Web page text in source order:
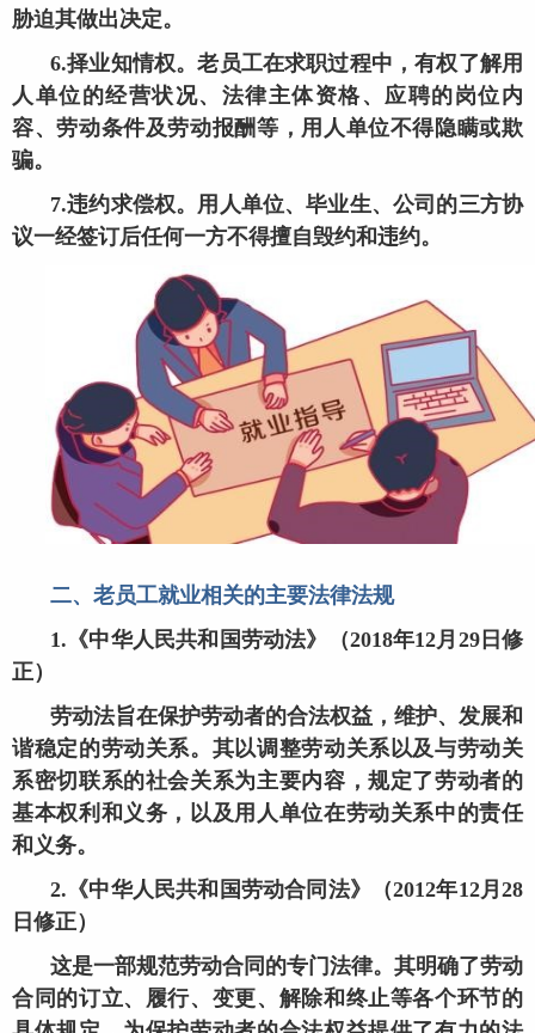
胁迫其做出决定。
6.择业知情权。老员工在求职过程中，有权了解用
人单位的经营状况、法律主体资格、应聘的岗位内
容、劳动条件及劳动报酬等，用人单位不得隐瞒或欺
骗。
7.违约求偿权。用人单位、毕业生、公司的三方协
议一经签订后任何一方不得擅自毁约和违约。
二、老员工就业相关的主要法律法规
1.《中华人民共和国劳动法》（2018年12月29日修
正）
劳动法旨在保护劳动者的合法权益，维护、发展和
谐稳定的劳动关系。其以调整劳动关系以及与劳动关
系密切联系的社会关系为主要内容，规定了劳动者的
基本权利和义务，以及用人单位在劳动关系中的责任
和义务。
2.《中华人民共和国劳动合同法》（2012年12月28
日修正）
这是一部规范劳动合同的专门法律。其明确了劳动
合同的订立、履行、变更、解除和终止等各个环节的